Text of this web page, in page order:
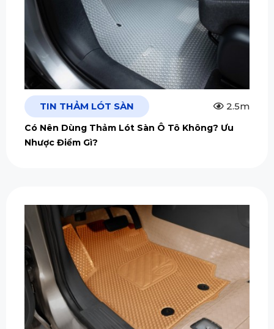
TIN THẢM LÓT SÀN 2.5m
Có Nên Dùng Thảm Lót Sàn Ô Tô Không? Ưu
Nhược Điểm Gì?